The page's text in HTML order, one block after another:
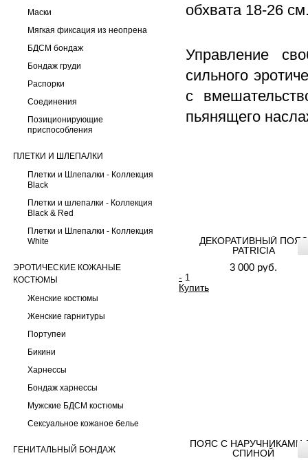
Маски
Мягкая фиксация из неопрена
БДСМ бондаж
Бондаж груди
Распорки
Соединения
Позиционирующие
приспособления
ПЛЕТКИ И ШЛЕПАЛКИ
Плетки и Шлепалки - Коллекция
Black
Плетки и шлепалки - Коллекция
Black & Red
Плетки и Шлепалки - Коллекция
White
ЭРОТИЧЕСКИЕ КОЖАНЫЕ
КОСТЮМЫ
Женские костюмы
Женские гарнитуры
Портупеи
Бикини
Харнессы
Бондаж харнессы
Мужские БДСМ костюмы
Сексуальное кожаное белье
ГЕНИТАЛЬНЫЙ БОНДАЖ
обхвата 18-26
Управление
сильного
с
пьянящего
ДЕКОРАТИВНЫЙ ПОЯС
PATRICIA
3 000 руб.
-
Купить
ПОЯС С НАРУЧНИКАМИ
СПИНОЙ